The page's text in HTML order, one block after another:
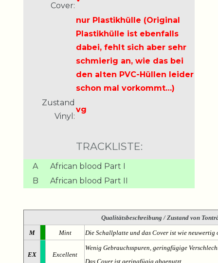
Cover:
nur Plastikhülle (Original
Plastikhülle ist ebenfalls
dabei, fehlt sich aber sehr
schmierig an, wie das bei
den alten PVC-Hüllen leider
schon mal vorkommt…)
Zustand
Vinyl:
vg
TRACKLISTE:
A
African blood Part I
B
African blood Part II
Qualitätsbeschreibung / Zustand von
M Mint Die Schallplatte und das Cover ist wie
EX Excellent
Wenig Gebrauchsspuren, geringfügige
Das Cover ist geringfügig abgenutzt.